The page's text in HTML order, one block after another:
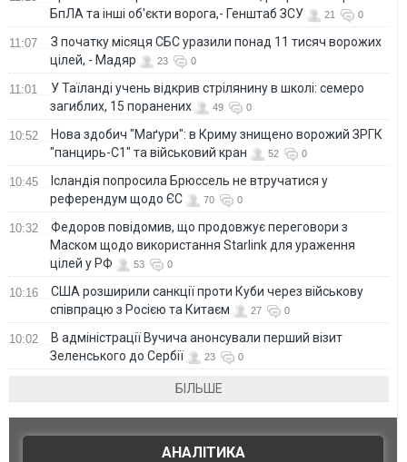
БпЛА та інші об'єкти ворога,- Генштаб ЗСУ
21 0
11:07
З початку місяця СБС уразили понад 11 тисяч ворожих
цілей, - Мадяр
23 0
11:01
У Таїланді учень відкрив стрілянину в школі: семеро
загиблих, 15 поранених
49 0
10:52
Нова здобич "Маґури": в Криму знищено ворожий ЗРГК
"панцирь-С1" та військовий кран
52 0
10:45
Ісландія попросила Брюссель не втручатися у
референдум щодо ЄС
70 0
10:32
Федоров повідомив, що продовжує переговори з
Маском щодо використання Starlink для ураження
цілей у РФ
53 0
10:16
США розширили санкції проти Куби через військову
співпрацю з Росією та Китаєм
27 0
10:02
В адміністрації Вучича анонсували перший візит
Зеленського до Сербії
23 0
БІЛЬШЕ
АНАЛІТИКА